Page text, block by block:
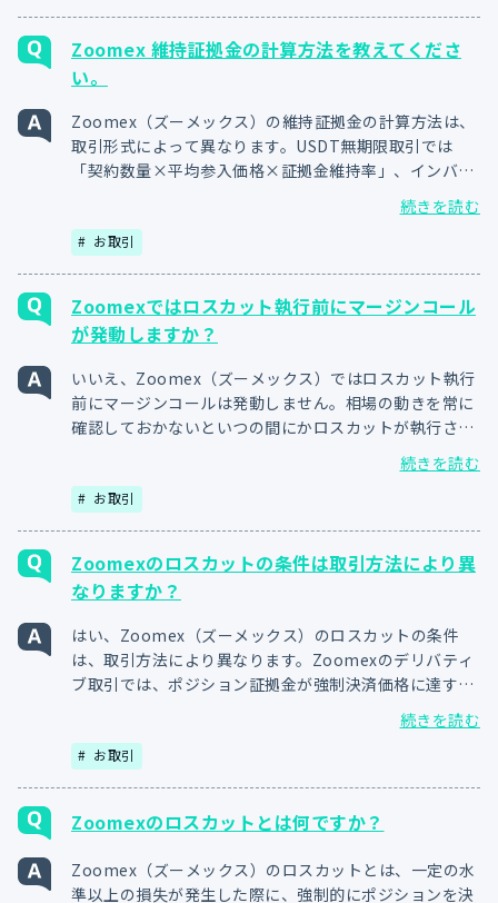
Zoomex 維持証拠金の計算方法を教えてくださ
い。
Zoomex（ズーメックス）の維持証拠金の計算方法は、
取引形式によって異なります。USDT無期限取引では
「契約数量×平均参入価格×証拠金維持率」、インバー
ス無期限取引では「（契約数量÷注文価格）×証拠金維
持率」の計算式にて算出可能です。証拠金維持率はBTC
とETHで0.5％、EOSとXRPで1％となります。
続きを読む
お取引
Zoomexではロスカット執行前にマージンコール
が発動しますか？
いいえ、Zoomex（ズーメックス）ではロスカット執行
前にマージンコールは発動しません。相場の動きを常に
確認しておかないといつの間にかロスカットが執行され
る可能性がございます。Zoomexでは公式アプリを活用
して頂くと、外出先でも常にチャートを見張りながら相
場変動に対処することが可能です。
続きを読む
お取引
Zoomexのロスカットの条件は取引方法により異
なりますか？
はい、Zoomex（ズーメックス）のロスカットの条件
は、取引方法により異なります。Zoomexのデリバティ
ブ取引では、ポジション証拠金が強制決済価格に達する
とロスカットが執行されます。現物取引では仮想通貨を
直接売買するため、証拠金を超える損失がなくロスカッ
トが執行されることはございません。
続きを読む
お取引
Zoomexのロスカットとは何ですか？
Zoomex（ズーメックス）のロスカットとは、一定の水
準以上の損失が発生した際に、強制的にポジションを決